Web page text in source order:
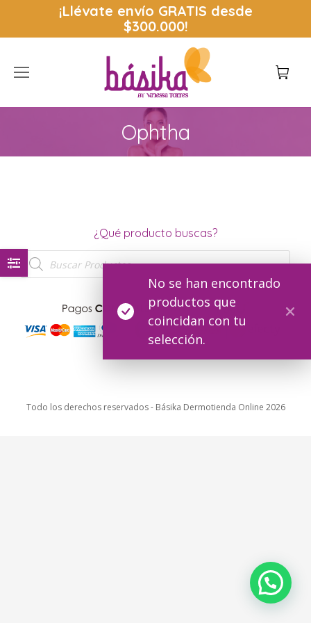
¡Llévate envío GRATIS desde
$300.000!
Ophtha
Estás aquí:
No se han encontrado
productos que
coincidan con tu
selección.
¿Qué producto buscas?
Búsqueda
de
productos
Todo los derechos reservados - Básika Dermotienda Online 2026